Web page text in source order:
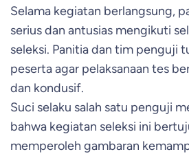
Selama kegiatan berlangsung,
serius dan antusias mengikuti
seleksi. Panitia dan tim penguji
peserta agar pelaksanaan tes
dan kondusif.
Suci selaku salah satu penguji
bahwa kegiatan seleksi ini
memperoleh gambaran